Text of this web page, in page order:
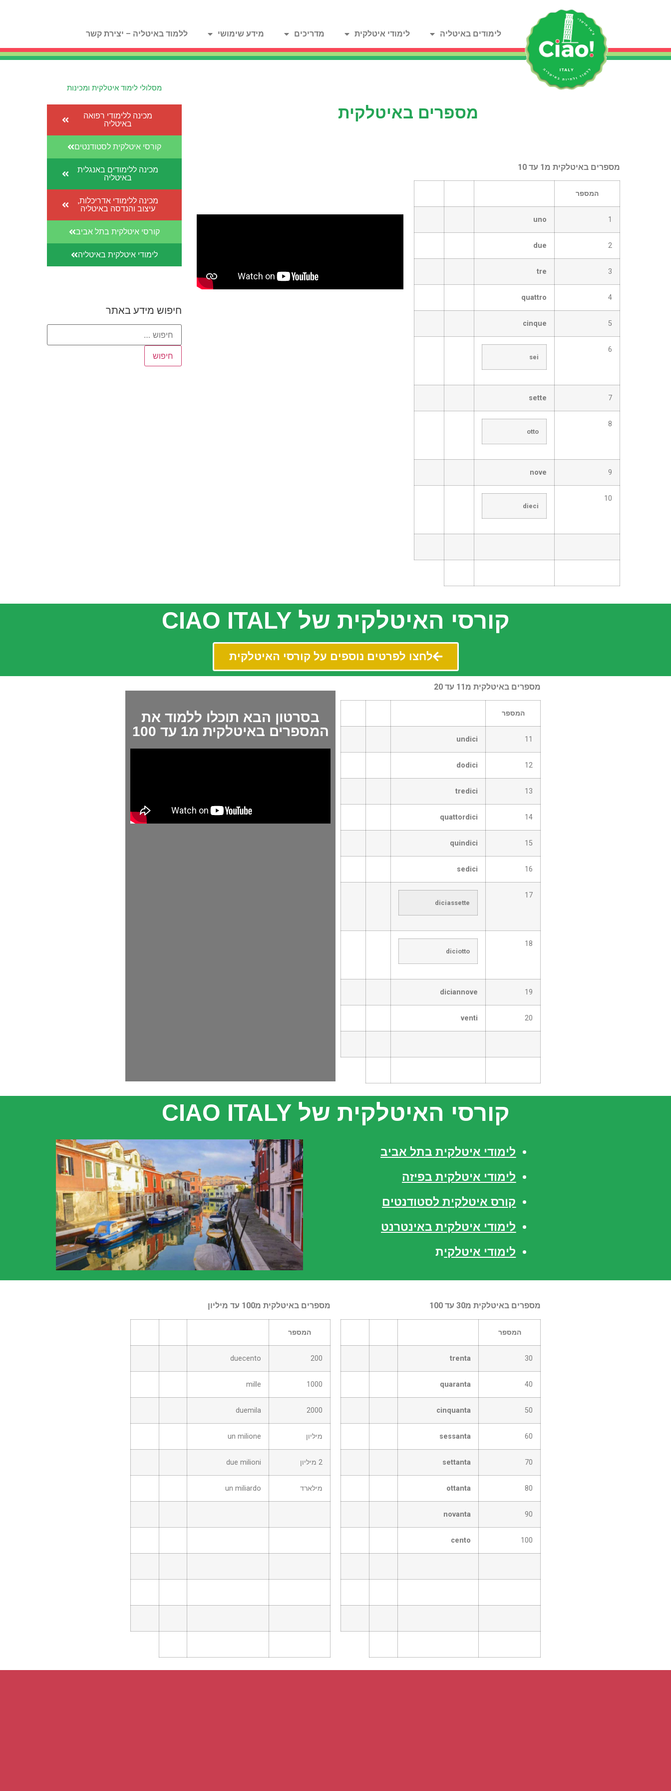
לימודים באיטליה לימודי איטלקית מדריכים מידע שימושי ללמוד באיטליה – יצירת קשר
מספרים באיטלקית
מספרים באיטלקית מ1 עד 10
המספר
1
uno
2
due
3
tre
4
quattro
5
cinque
6
sei
7
sette
8
otto
9
nove
10
dieci
מסלולי לימוד איטלקית ומכינות
מכינה ללימודי רפואה
באיטליה
קורסי איטלקית לסטודנטים
מכינה ללימודים באנגלית
באיטליה
מכינה ללימודי אדריכלות,
עיצוב והנדסה באיטליה
קורסי איטלקית בתל אביב
לימודי איטלקית באיטליה
חיפוש מידע באתר
קורסי האיטלקית של CIAO ITALY
לחצו לפרטים נוספים על קורסי האיטלקית
מספרים באיטלקית מ11 עד 20
המספר
11
undici
12
dodici
13
tredici
14
quattordici
15
quindici
16
sedici
17
diciassette
18
diciotto
19
diciannove
20
venti
בסרטון הבא תוכלו ללמוד את
המספרים באיטלקית מ1 עד 100
קורסי האיטלקית של CIAO ITALY
לימודי איטלקית בתל אביב
לימודי איטלקית בפיזה
קורס איטלקית לסטודנטים
לימודי איטלקית באינטרנט
לימודי איטלקית
מספרים באיטלקית מ30 עד 100
המספר
30
trenta
40
quaranta
50
cinquanta
60
sessanta
70
settanta
80
ottanta
90
novanta
100
cento
מספרים באיטלקית מ100 עד מיליון
המספר
200
duecento
1000
mille
2000
duemila
מיליון un milione
2 מיליון due milioni
מילארד un miliardo